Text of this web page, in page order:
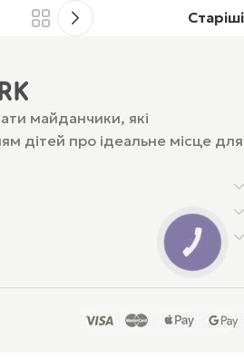
Старіші
майданчики, які
дітей про ідеальне місце для